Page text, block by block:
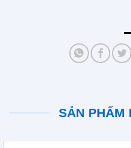
SẢN PHẨM